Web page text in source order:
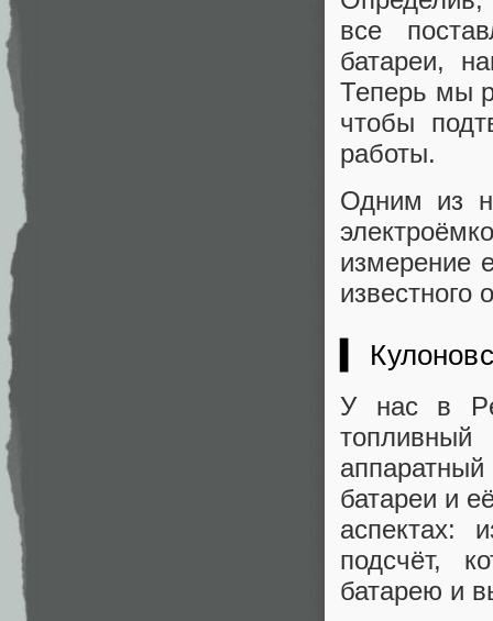
все
батареи,
Теперь мы
чтобы
работы.
Одним из
измерение
известного
▍
У нас в
батареи и
аспектах:
подсчёт,
батарею и